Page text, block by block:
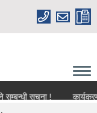
सूचना ! कार्यक्रममा